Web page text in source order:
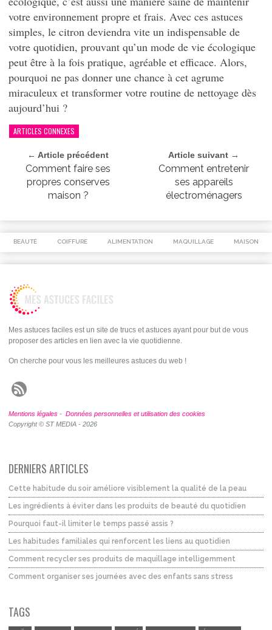
votre environnement propre et frais. Avec ces astuces
simples, le citron deviendra vite un indispensable de
votre quotidien, prouvant qu’un mode de vie écologique
peut être à la fois pratique, agréable et efficace. Alors,
pourquoi ne pas donner une chance à cet agrume
miraculeux et transformer votre routine de nettoyage dès
aujourd’hui ?
ARTICLES CONNEXES
← Article précédent
Comment faire ses
propres conserves
maison ?
Article suivant →
Comment entretenir
ses appareils
électroménagers
BEAUTÉ COIFFURE ALIMENTATION MAQUILLAGE MAISON
Mes astuces faciles est un site de trucs et astuces ayant pour but de vous
proposer des articles en lien avec la vie quotidienne.
On cherche pour vous les meilleures astuces du web !
Mentions légales - Données personnelles et utilisation des cookies
Copyright © ST MEDIA - 2026
DERNIERS ARTICLES
Cette habitude du soir améliore visiblement la qualité de la peau
Les ingrédients à éviter dans les produits de beauté du quotidien
Pourquoi faut-il limiter le temps passé assis ?
Les habitudes familiales qui renforcent les liens au quotidien
Comment recycler ses produits de maquillage intelligemment
Comment organiser ses journées avec des enfants sans stress
TAGS